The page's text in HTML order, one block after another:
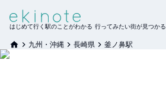
はじめて行く駅のことがわかる 行ってみたい街が見つかる
九州・沖縄 長崎県 釜ノ鼻駅